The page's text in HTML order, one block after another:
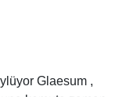
Yüksek Almanca
cam ). In Orta
olarak
modern Alman